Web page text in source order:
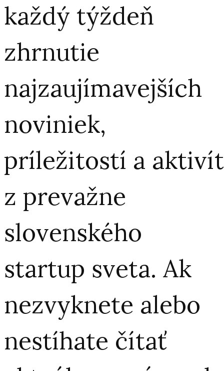
každý týždeň
zhrnutie
najzaujímavejších
noviniek,
príležitostí a aktivít
z prevažne
slovenského
startup sveta. Ak
nezvyknete alebo
nestíhate čítať